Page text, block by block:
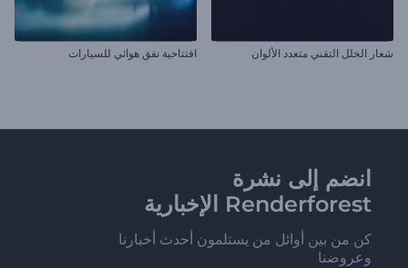
شعار الخلل التقني متعدد الألوان افتتاحية نفق هوائي للسيارات
انضم إلى نشرة
Renderforest الإخبارية
كن من بين أوائل من يستلمون أحدث أخبارنا
وعروضنا